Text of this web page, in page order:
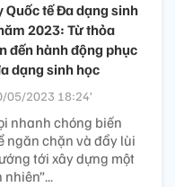
Quốc tế Đa dạng sinh
2023: Từ thỏa
đến hành động phục
dạng sinh học
05/2023 18:24’
nhanh chóng biến
ngăn chặn và đẩy lùi
tới xây dựng một